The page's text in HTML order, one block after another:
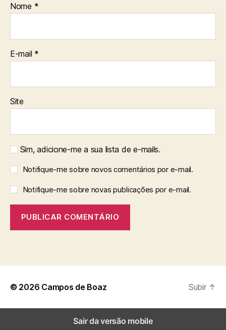
Nome *
E-mail *
Site
Sim, adicione-me a sua lista de e-mails.
Notifique-me sobre novos comentários por e-mail.
Notifique-me sobre novas publicações por e-mail.
© 2026 Campos de Boaz Subir ↑
Sair da versão mobile